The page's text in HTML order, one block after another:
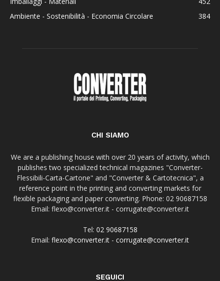
Ambiente - Sostenibilità - Economia Circolare
384
CHI SIAMO
We are a publishing house with over 20 years of activity, which
publishes two specialized technical magazines "Converter-
Flessibili-Carta-Cartone" and "Converter & Cartotecnica", a
reference point in the printing and converting markets for
flexible packaging and paper converting. Phone: 02 90687158
Email: flexo@converter.it - corrugate@converter.it
Tel: 02 90687158
Email: flexo@converter.it - corrugate@converter.it
SEGUICI